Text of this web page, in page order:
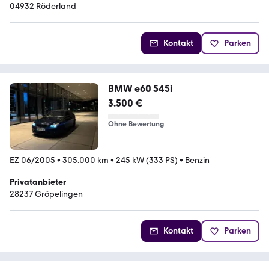
04932 Röderland
Kontakt Parken
BMW e60 545i
3.500 €
Ohne Bewertung
EZ 06/2005 • 305.000 km • 245 kW (333 PS) • Benzin
Privatanbieter
28237 Gröpelingen
Kontakt Parken